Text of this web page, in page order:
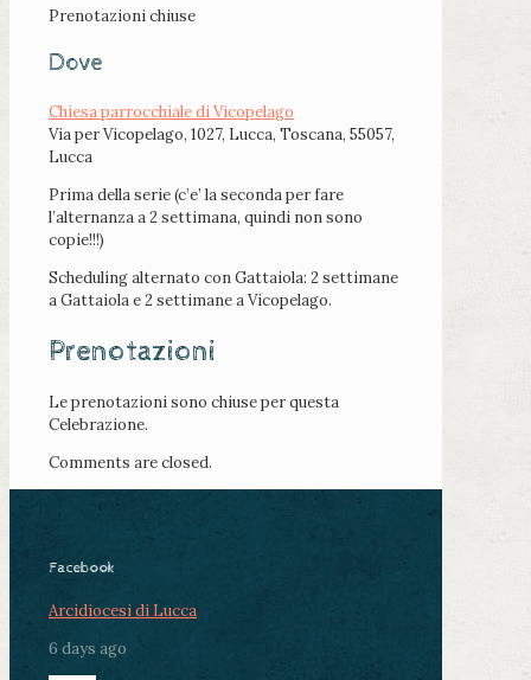
Prenotazioni chiuse
Dove
Chiesa parrocchiale di Vicopelago
Via per Vicopelago, 1027, Lucca, Toscana, 55057,
Lucca
Prima della serie (c’e’ la seconda per fare
l’alternanza a 2 settimana, quindi non sono
copie!!!)
Scheduling alternato con Gattaiola: 2 settimane
a Gattaiola e 2 settimane a Vicopelago.
Prenotazioni
Le prenotazioni sono chiuse per questa
Celebrazione.
Comments are closed.
Facebook
Arcidiocesi di Lucca
6 days ago